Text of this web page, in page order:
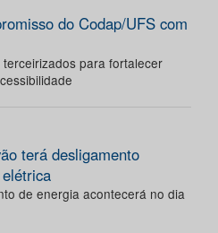
do Codap/UFS com
terceirizados para fortalecer
terá desligamento
de energia acontecerá no dia